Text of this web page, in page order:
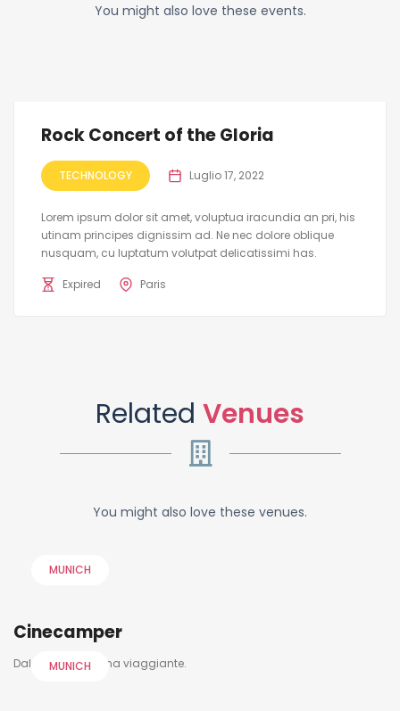
You might also love these events.
Rock Concert of the Gloria
TECHNOLOGY Luglio 17, 2022
Lorem ipsum dolor sit amet, voluptua iracundia an pri, his
utinam principes dignissim ad. Ne nec dolore oblique
nusquam, cu luptatum volutpat delicatissimi has.
Expired Paris
Related Venues
You might also love these venues.
MUNICH
Cinecamper
Dal 1979 un cinema viaggiante.
MUNICH